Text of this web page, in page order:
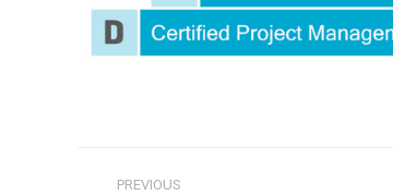
Post
PREVIOUS